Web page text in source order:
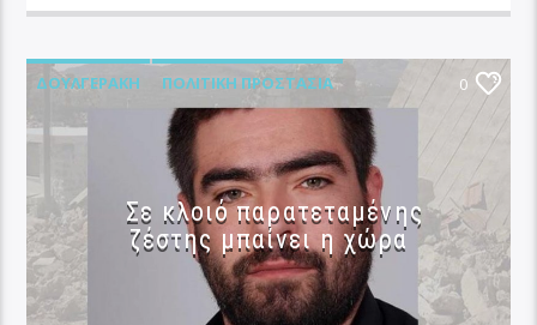
ΔΟΥΛΓΕΡΆΚΗ ΠΟΛΙΤΙΚΉ ΠΡΟΣΤΑΣΊΑ 0
Σε κλοιό παρατεταμένης
ζέστης μπαίνει η χώρα